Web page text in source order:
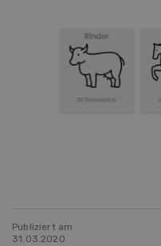
Publiziert am
31.03.2020